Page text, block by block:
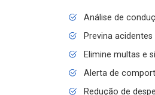
Análise de
Previna acidentes
Elimine multas e
Alerta de
Redução de